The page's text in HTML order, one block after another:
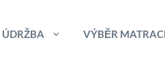
ÚDRŽBA VÝBĚR